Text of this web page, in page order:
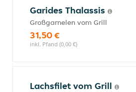
Garides Thalassis
Großgarnelen vom Grill
31,50 €
inkl. Pfand (0,00 €)
Lachsfilet vom Grill